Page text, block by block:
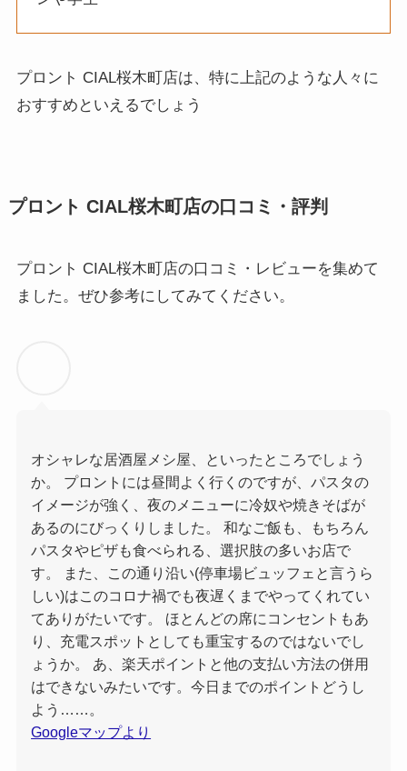
プロント CIAL桜木町店は、特に上記のような人々に
おすすめといえるでしょう
プロント CIAL桜木町店の口コミ・評判
プロント CIAL桜木町店の口コミ・レビューを集めて
ました。ぜひ参考にしてみてください。
オシャレな居酒屋メシ屋、といったところでしょう
か。 プロントには昼間よく行くのですが、パスタの
イメージが強く、夜のメニューに冷奴や焼きそばが
あるのにびっくりしました。 和なご飯も、もちろん
パスタやピザも食べられる、選択肢の多いお店で
す。 また、この通り沿い(停車場ビュッフェと言うら
しい)はこのコロナ禍でも夜遅くまでやってくれてい
てありがたいです。 ほとんどの席にコンセントもあ
り、充電スポットとしても重宝するのではないでし
ょうか。 あ、楽天ポイントと他の支払い方法の併用
はできないみたいです。今日までのポイントどうし
よう……。
Googleマップより